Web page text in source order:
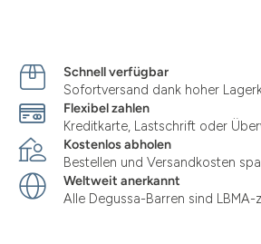
Schnell verfügbar
Sofortversand dank hoher
Flexibel zahlen
Kreditkarte, Lastschrift oder
Kostenlos abholen
Bestellen und Versandkosten
Weltweit anerkannt
Alle Degussa-Barren sind LBMA-